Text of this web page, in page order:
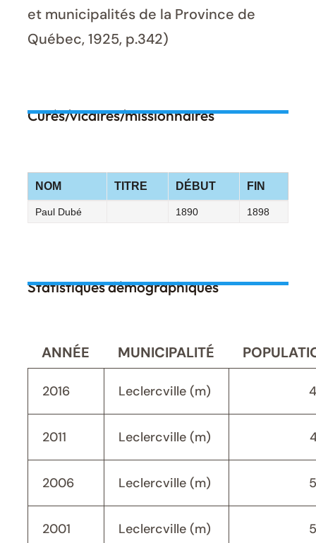
et municipalités de la Province de
Québec, 1925, p.342)
Curés/vicaires/missionnaires
NOM TITRE DÉBUT FIN
Paul Dubé 1890 1898
Statistiques démographiques
ANNÉE MUNICIPALITÉ
2016 Leclercville (m)
2011 Leclercville (m)
2006 Leclercville (m)
2001 Leclercville (m)